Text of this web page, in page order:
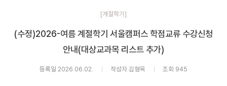
[계절학기]
(수정)2026-여름 계절학기 서울캠퍼스 학점교류 수강신청
안내(대상교과목 리스트 추가)
등록일 2026.06.02. 작성자 김형욱 조회 945